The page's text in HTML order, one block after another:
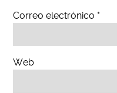
Correo electrónico *
Web